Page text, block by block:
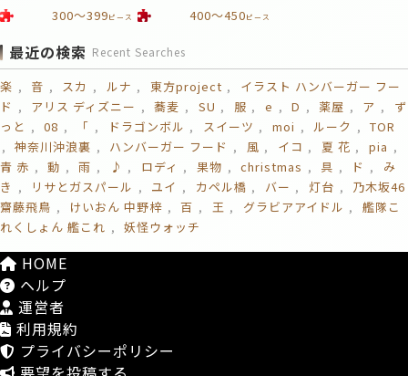
300～399ピース 400～450ピース
最近の検索 Recent Searches
楽 音 スカ ルナ 東方project
イラスト ハンバーガー フー
ド
アリス ディズニー 蕎麦 SU 服 e D 薬屋 ア
ず
っと
08 「 ドラゴンボル スイーツ moi ルーク
TOR
神奈川沖浪裏
ハンバーガー フード 風 イコ 夏 花
pia
青 赤
動 雨 ♪ ロディ 果物 christmas 具 ド
み
き
リサとガスパール ユイ カペル橋 バー 灯台
乃木坂46
齋藤飛鳥
けいおん 中野梓 百 王 グラビアアイドル
艦隊こ
れくしょん 艦これ
妖怪ウォッチ
HOME
ヘルプ
運営者
利用規約
プライバシーポリシー